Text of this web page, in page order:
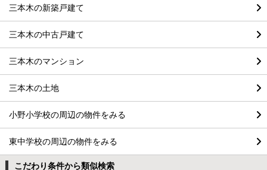
三本木の新築戸建て
三本木の中古戸建て
三本木のマンション
三本木の土地
小野小学校の周辺の物件をみる
東中学校の周辺の物件をみる
こだわり条件から類似検索